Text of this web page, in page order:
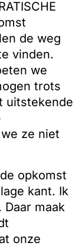
de weg
vinden.
we
trots
uitstekende
ze niet
opkomst
kant. Ik
maak
onze